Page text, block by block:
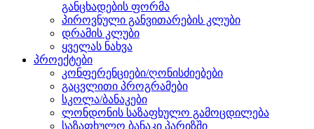
განცხადების ფორმა
პიროვნული განვითარების კლუბი
დრამის კლუბი
ყველას ნახვა
პროექტები
კონფერენციები/ღონისძიებები
გაცვლითი პროგრამები
სკოლა/ბანაკები
ლონდონის საზაფხულო გამოცდილება
საზაფხულო ბანაკი პარიზში